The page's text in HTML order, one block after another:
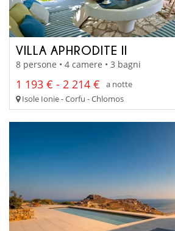
VILLA APHRODITE II
8 persone • 4 camere • 3 bagni
1 193 € - 2 214 €
a notte
Isole Ionie - Corfu - Chlomos